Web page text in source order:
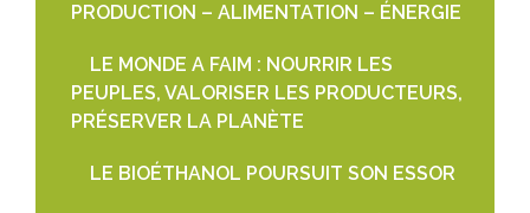
PRODUCTION – ALIMENTATION – ÉNERGIE
LE MONDE A FAIM : NOURRIR LES
PEUPLES, VALORISER LES PRODUCTEURS,
PRÉSERVER LA PLANÈTE
LE BIOÉTHANOL POURSUIT SON ESSOR